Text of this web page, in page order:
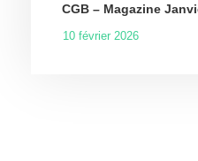
CGB – Magazine
10 février 2026